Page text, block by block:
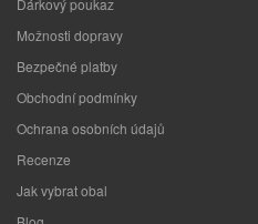
Dárkový poukaz
Možnosti dopravy
Bezpečné platby
Obchodní podmínky
Ochrana osobních údajů
Recenze
Jak vybrat obal